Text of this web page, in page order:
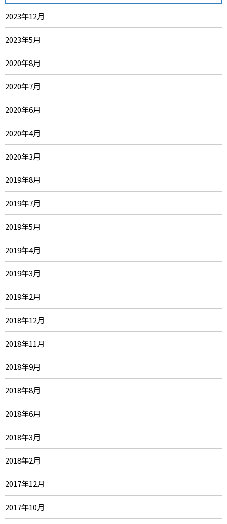
2023年12月
2023年5月
2020年8月
2020年7月
2020年6月
2020年4月
2020年3月
2019年8月
2019年7月
2019年5月
2019年4月
2019年3月
2019年2月
2018年12月
2018年11月
2018年9月
2018年8月
2018年6月
2018年3月
2018年2月
2017年12月
2017年10月